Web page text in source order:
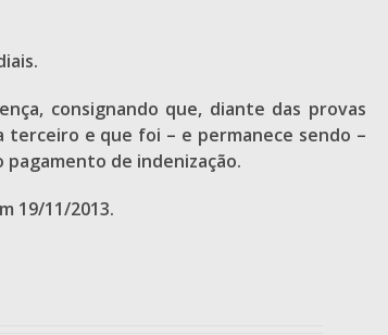
consignando que, diante das provas
e que foi – e permanece sendo –
de indenização.
19/11/2013.